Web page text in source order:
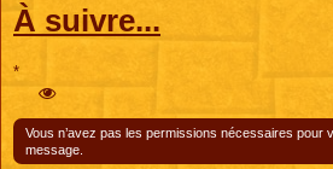
À suivre...
*
Vous n’avez pas les permissions nécessaires pour
message.